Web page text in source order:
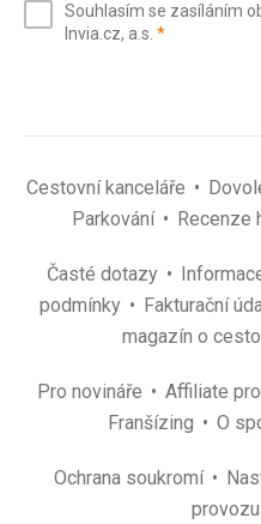
(povinné)
Souhlasím se zasíláním
Invia.cz, a.s. *(povinné)
Cestovní kanceláře
Parkování
Recenze
Časté dotazy
podmínky
Fakturační
magazín o
Pro novináře Affiliate
Franšízing
O
Ochrana soukromí